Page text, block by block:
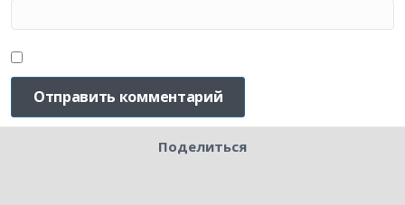
Поделиться